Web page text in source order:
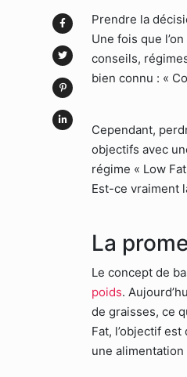
Prendre la
Une fois que
conseils,
bien connu : «
Cependant,
objectifs avec
régime « Low
Est-ce vraiment
La
Le concept de
poids.
de graisses, ce
Fat, l’objectif
une